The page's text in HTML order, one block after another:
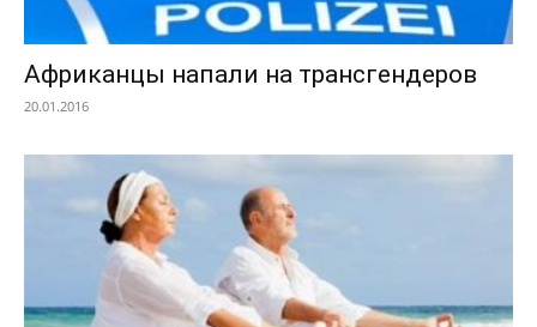
Африканцы напали на трансгендеров
20.01.2016